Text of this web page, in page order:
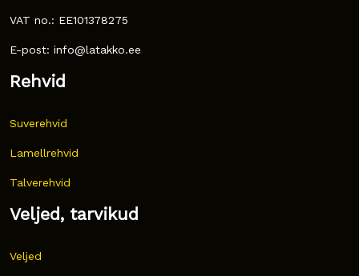
VAT no.: EE101378275
E-post: info@latakko.ee
Rehvid
Suverehvid
Lamellrehvid
Talverehvid
Veljed, tarvikud
Veljed